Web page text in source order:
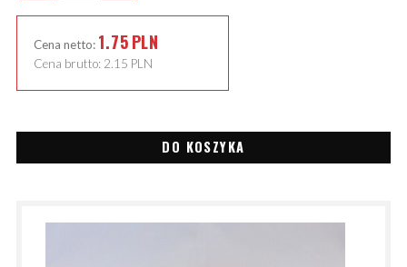
Cena netto: 1.75PLN
Cena brutto: 2.15 PLN
DO KOSZYKA